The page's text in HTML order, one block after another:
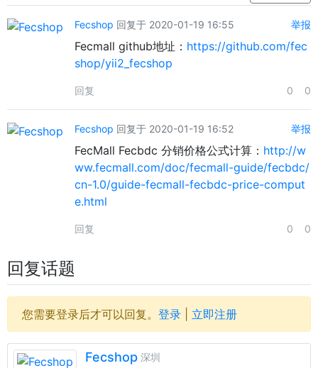
Fecshop 回复于 2020-01-19 16:55 举报
Fecmall github地址： https://github.com/fec
shop/yii2_fecshop
回复 0 0
Fecshop 回复于 2020-01-19 16:52 举报
FecMall Fecbdc 分销价格公式计算： http://w
ww.fecmall.com/doc/fecmall-guide/fecbdc/
cn-1.0/guide-fecmall-fecbdc-price-comput
e.html
回复 0 0
回复话题
您需要登录后才可以回复。 登录 立即注册
Fecshop 深圳